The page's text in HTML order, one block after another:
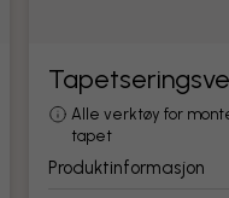
Alle verktøy for
tapet
Produktinformasjon